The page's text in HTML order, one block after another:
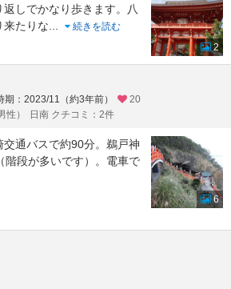
しでかなり歩きます。八
来たりな
続きを読む
2
期：2023/11（約3年前）
20
性） 日南 クチコミ：2件
通バスで約90分。鵜戸神
階段が多いです）。電車で
6